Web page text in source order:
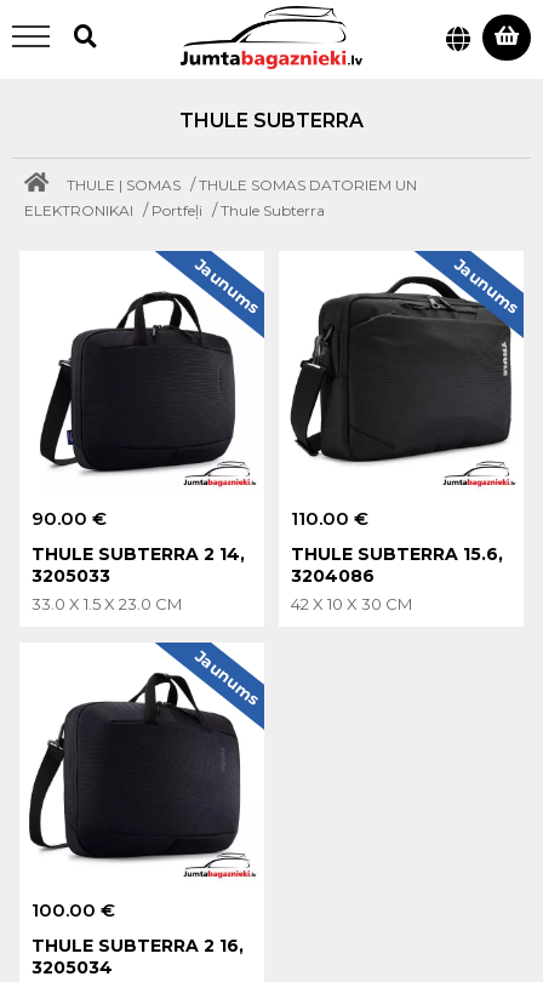
THULE SUBTERRA
THULE | SOMAS /THULE SOMAS DATORIEM UN
ELEKTRONIKAI / Portfeļi /Thule Subterra
90.00 €
THULE SUBTERRA 2 14,
3205033
33.0 X 1.5 X 23.0 CM
Jaunums
110.00 €
THULE SUBTERRA 15.6,
3204086
42 X 10 X 30 CM
Jaunums
100.00 €
THULE SUBTERRA 2 16,
3205034
Jaunums